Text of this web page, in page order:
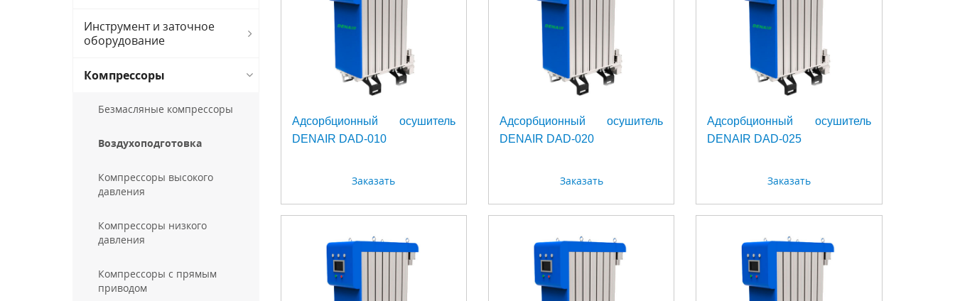
Инструмент и заточное
оборудование
Компрессоры
Безмасляные компрессоры
Воздухоподготовка
Компрессоры высокого
давления
Компрессоры низкого
давления
Компрессоры с прямым
приводом
Адсорбционный осушитель
DENAIR DAD-010
Заказать
Адсорбционный осушитель
DENAIR DAD-020
Заказать
Адсорбционный осушитель
DENAIR DAD-025
Заказать